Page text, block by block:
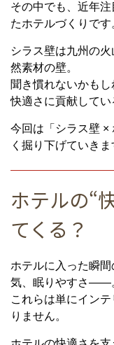
その中でも、近年
たホテルづくりです
シラス壁は九州の
然素材の壁。
聞き慣れないかも
快適さに貢献してい
今回は「シラス壁 ×
く掘り下げていきま
ホテルの“
てくる？
ホテルに入った瞬
気、眠りやすさ——
これらは単にイン
りません。